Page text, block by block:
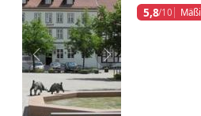
Zurück Weiter
5,8/10